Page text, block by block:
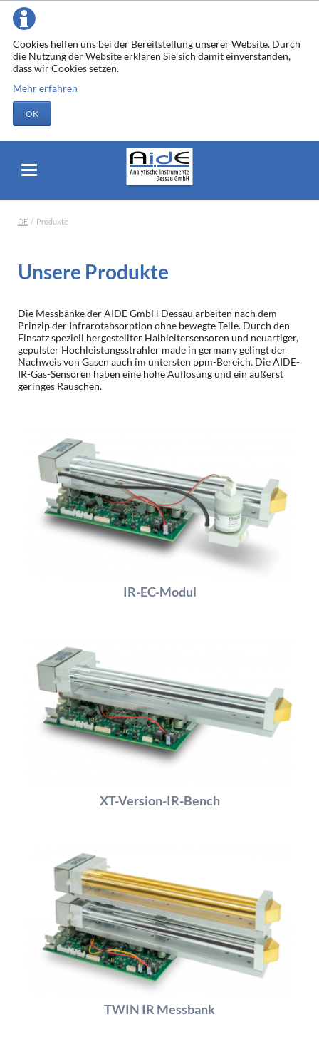
Cookies helfen uns bei der Bereitstellung unserer Website. Durch
die Nutzung der Website erklären Sie sich damit einverstanden,
dass wir Cookies setzen.
Mehr erfahren
OK
DE Produkte
Unsere Produkte
Die Messbänke der AIDE GmbH Dessau arbeiten nach dem
Prinzip der Infrarotabsorption ohne bewegte Teile. Durch den
Einsatz speziell hergestellter Halbleitersensoren und neuartiger,
gepulster Hochleistungsstrahler made in germany gelingt der
Nachweis von Gasen auch im untersten ppm-Bereich. Die AIDE-
IR-Gas-Sensoren haben eine hohe Auflösung und ein äußerst
geringes Rauschen.
IR-EC-Modul
XT-Version-IR-Bench
TWIN IR Messbank